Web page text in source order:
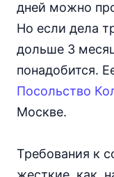
дней можно
Но если дела
дольше 3
понадобится.
Посольство
Москве.
Требования к